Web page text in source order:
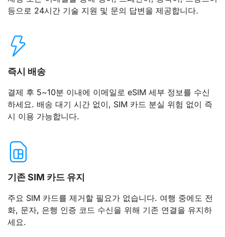
등으로 24시간 기술 지원 및 문의 답변을 제공합니다.
즉시 배송
결제 후 5~10분 이내에 이메일로 eSIM 세부 정보를 수신
하세요. 배송 대기 시간 없이, SIM 카드 분실 위험 없이 즉
시 이용 가능합니다.
기존 SIM 카드 유지
주요 SIM 카드를 제거할 필요가 없습니다. 여행 중에도 전
화, 문자, 은행 인증 코드 수신을 위해 기존 연결을 유지하
세요.